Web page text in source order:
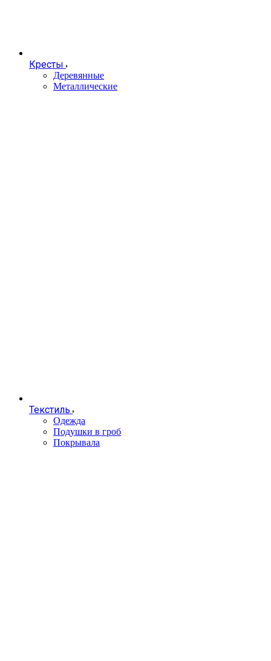
Кресты
Деревянные
Металлические
Текстиль
Одежда
Подушки в гроб
Покрывала